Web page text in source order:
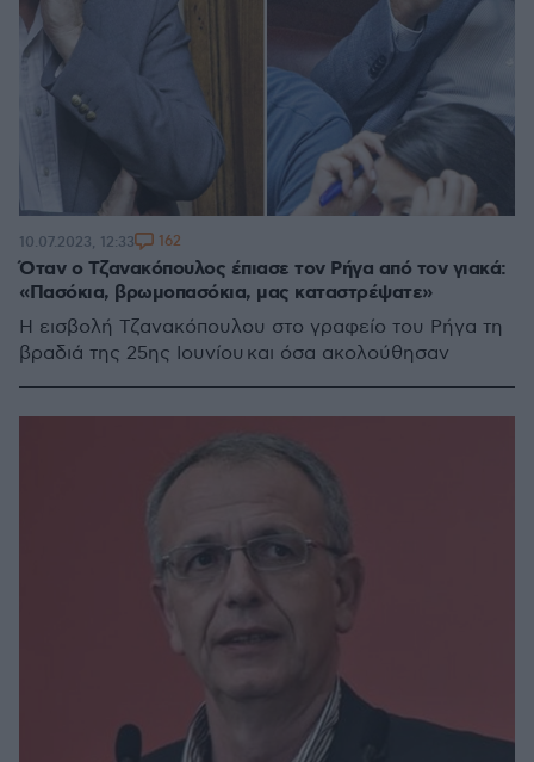
Όταν ο Τζανακόπουλος έπιασε τον Ρήγα από τον γιακά:
«Πασόκια, βρωμοπασόκια, μας καταστρέψατε»
Η εισβολή Τζανακόπουλου στο γραφείο του Ρήγα τη
βραδιά της 25ης Ιουνίου και όσα ακολούθησαν
10.07.2023, 12:33 162